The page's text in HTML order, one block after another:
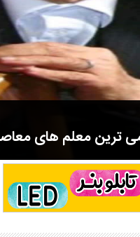
ترین معلم های
و در سال ۱۳۵۸ بازنشست شد.